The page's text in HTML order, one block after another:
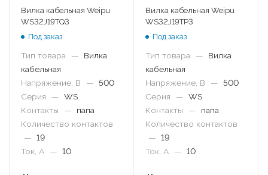
Вилка кабельная Weipu
WS32J19TQ3
Под заказ
Тип товара —
Вилка
кабельная
Напряжение, В
— 500
Серия
— WS
Контакты
—
папа
Количество контактов
— 19
Ток, А
— 10
Вилка кабельная Weipu
WS32J19TP3
Под заказ
Тип товара —
Вилка
кабельная
Напряжение, В
— 500
Серия
— WS
Контакты
—
папа
Количество контактов
— 19
Ток, А
— 10